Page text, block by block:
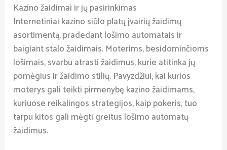
Kazino žaidimai ir jų pasirinkimas
Internetiniai kazino siūlo platų įvairių žaidimų
asortimentą, pradedant lošimo automatais ir
baigiant stalo žaidimais. Moterims, besidominčioms
lošimais, svarbu atrasti žaidimus, kurie atitinka jų
pomėgius ir žaidimo stilių. Pavyzdžiui, kai kurios
moterys gali teikti pirmenybę kazino žaidimams,
kuriuose reikalingos strategijos, kaip pokeris, tuo
tarpu kitos gali mėgti greitus lošimo automatų
žaidimus.